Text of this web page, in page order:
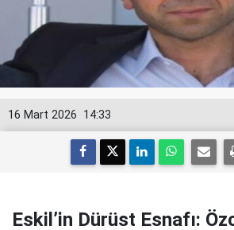
14:33
16 Mart 2026
Eskil’in Dürüst Esnafı: